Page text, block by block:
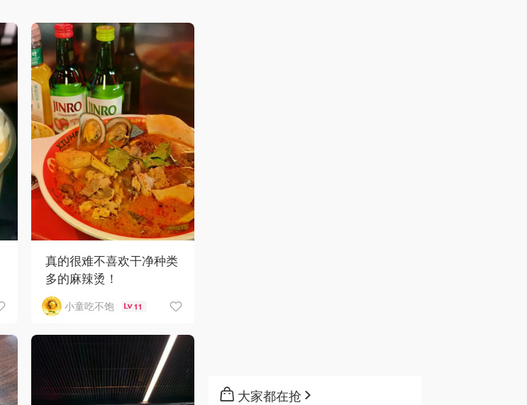
真的很难不喜欢干净种类
多的麻辣烫！
小童吃不饱 11
大家都在抢